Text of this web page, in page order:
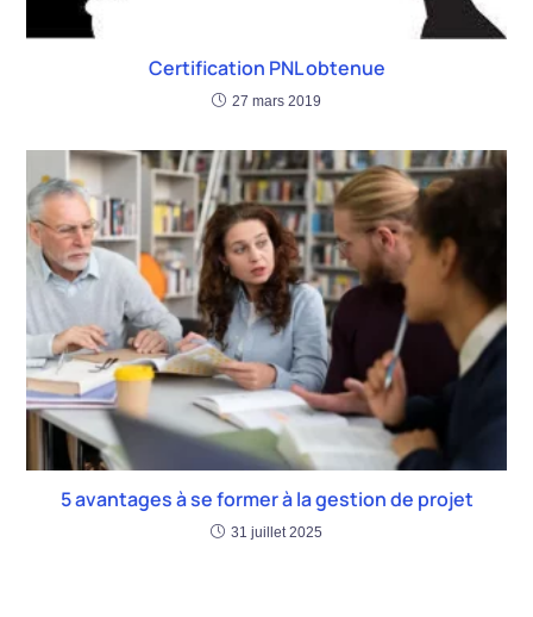
Certification PNL obtenue
27 mars 2019
5 avantages à se former à la gestion de projet
31 juillet 2025